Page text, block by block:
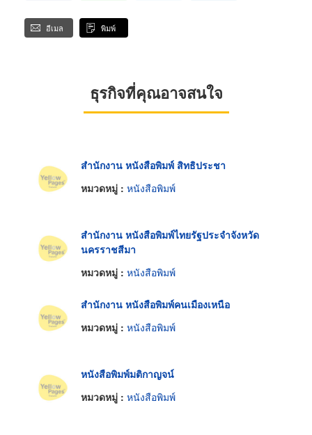
อีเมล พิมพ์
ธุรกิจที่คุณอาจสนใจ
สำนักงาน หนังสือพิมพ์ สิทธิประชา
หมวดหมู่ : หนังสือพิมพ์
สำนักงาน หนังสือพิมพ์ไทยรัฐประจำจังหวัด
นครราชสีมา
หมวดหมู่ : หนังสือพิมพ์
สำนักงาน หนังสือพิมพ์คนเมืองเหนือ
หมวดหมู่ : หนังสือพิมพ์
หนังสือพิมพ์มติกาญจน์
หมวดหมู่ : หนังสือพิมพ์